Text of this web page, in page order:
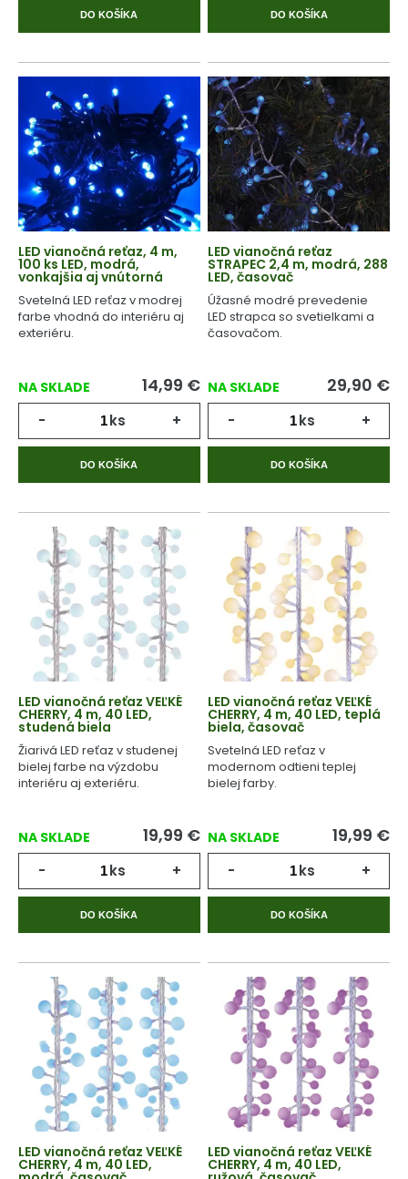
DO KOŠÍKA DO KOŠÍKA
LED vianočná reťaz, 4 m,
100 ks LED, modrá,
vonkajšia aj vnútorná
Svetelná LED reťaz v modrej
farbe vhodná do interiéru aj
exteriéru.
NA SKLADE 14,99 €
- ks +
DO KOŠÍKA
LED vianočná reťaz
STRAPEC 2,4 m, modrá, 288
LED, časovač
Úžasné modré prevedenie
LED strapca so svetielkami a
časovačom.
NA SKLADE 29,90 €
- ks +
DO KOŠÍKA
LED vianočná reťaz VEĽKÉ
CHERRY, 4 m, 40 LED,
studená biela
Žiarivá LED reťaz v studenej
bielej farbe na výzdobu
interiéru aj exteriéru.
NA SKLADE 19,99 €
- ks +
DO KOŠÍKA
LED vianočná reťaz VEĽKÉ
CHERRY, 4 m, 40 LED, teplá
biela, časovač
Svetelná LED reťaz v
modernom odtieni teplej
bielej farby.
NA SKLADE 19,99 €
- ks +
DO KOŠÍKA
LED vianočná reťaz VEĽKÉ
CHERRY, 4 m, 40 LED,
LED vianočná reťaz VEĽKÉ
CHERRY, 4 m, 40 LED,